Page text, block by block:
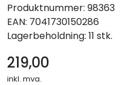
Produktnummer: 98363
EAN: 7041730150286
Lagerbeholdning: 11 stk.
219,00
inkl. mva.